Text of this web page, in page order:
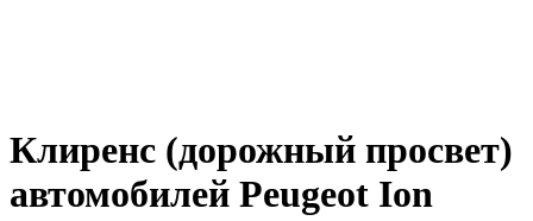
Клиренс (дорожный просвет)
автомобилей Peugeot Ion